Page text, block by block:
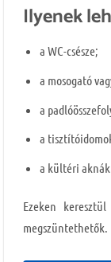
Ilyenek
a WC-csésze;
a mosogató
a
a
a kültéri aknák.
Ezeken
megszüntethetők.